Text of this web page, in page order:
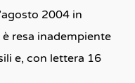
2004 in
resa inadempiente
e, con lettera 16